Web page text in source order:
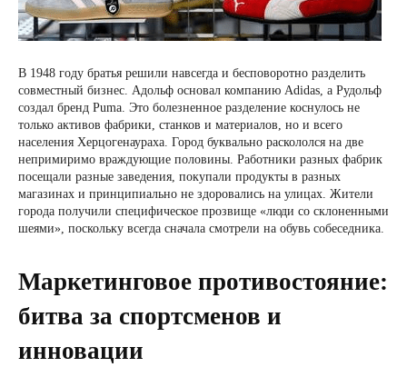
В 1948 году братья решили навсегда и бесповоротно разделить
совместный бизнес. Адольф основал компанию Adidas, а Рудольф
создал бренд Puma. Это болезненное разделение коснулось не
только активов фабрики, станков и материалов, но и всего
населения Херцогенаураха. Город буквально раскололся на две
непримиримо враждующие половины. Работники разных фабрик
посещали разные заведения, покупали продукты в разных
магазинах и принципиально не здоровались на улицах. Жители
города получили специфическое прозвище «люди со склоненными
шеями», поскольку всегда сначала смотрели на обувь собеседника.
Маркетинговое противостояние:
битва за спортсменов и
инновации